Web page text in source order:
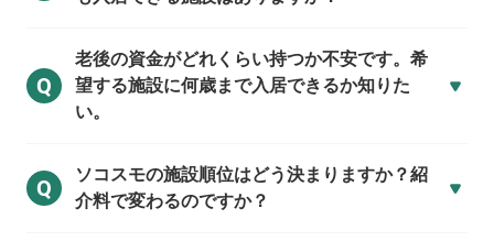
Q
老後の資金がどれくらい持つか不安です。希
望する施設に何歳まで入居できるか知りた
い。
Q
ソコスモの施設順位はどう決まりますか？紹
介料で変わるのですか？